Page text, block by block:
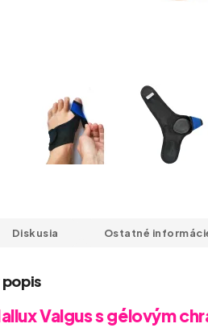
Diskusia Ostatné
Valgus s gélovým